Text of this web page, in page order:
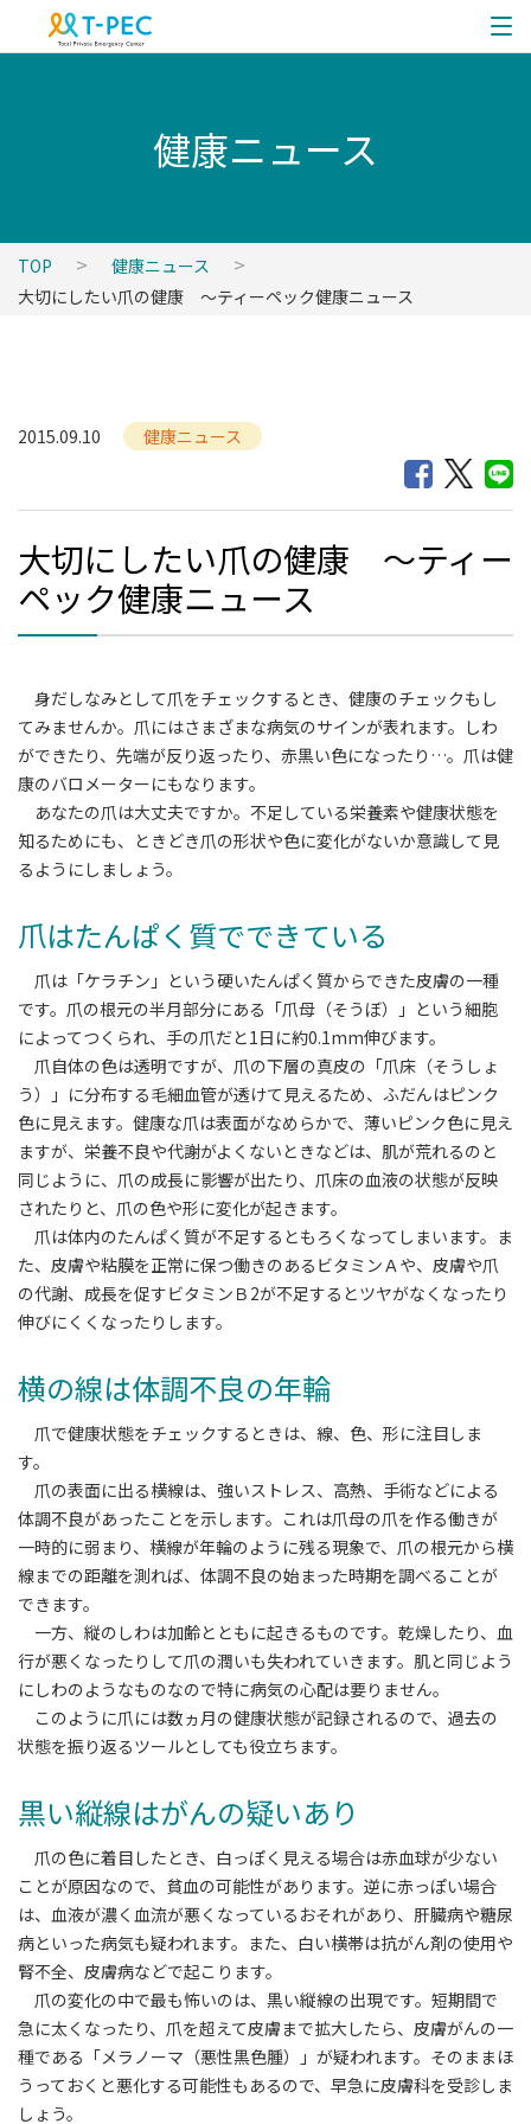
健康ニュース
TOP
健康ニュース
大切にしたい爪の健康 ～ティーペック健康ニュース
2015.09.10 健康ニュース
大切にしたい爪の健康 ～ティー
ペック健康ニュース
身だしなみとして爪をチェックするとき、健康のチェックもし
てみませんか。爪にはさまざまな病気のサインが表れます。しわ
ができたり、先端が反り返ったり、赤黒い色になったり…。爪は健
康のバロメーターにもなります。
あなたの爪は大丈夫ですか。不足している栄養素や健康状態を
知るためにも、ときどき爪の形状や色に変化がないか意識して見
るようにしましょう。
爪はたんぱく質でできている
爪は「ケラチン」という硬いたんぱく質からできた皮膚の一種
です。爪の根元の半月部分にある「爪母（そうぼ）」という細胞
によってつくられ、手の爪だと1日に約0.1mm伸びます。
爪自体の色は透明ですが、爪の下層の真皮の「爪床（そうしょ
う）」に分布する毛細血管が透けて見えるため、ふだんはピンク
色に見えます。健康な爪は表面がなめらかで、薄いピンク色に見え
ますが、栄養不良や代謝がよくないときなどは、肌が荒れるのと
同じように、爪の成長に影響が出たり、爪床の血液の状態が反映
されたりと、爪の色や形に変化が起きます。
爪は体内のたんぱく質が不足するともろくなってしまいます。ま
た、皮膚や粘膜を正常に保つ働きのあるビタミンＡや、皮膚や爪
の代謝、成長を促すビタミンＢ2が不足するとツヤがなくなったり
伸びにくくなったりします。
横の線は体調不良の年輪
爪で健康状態をチェックするときは、線、色、形に注目しま
す。
爪の表面に出る横線は、強いストレス、高熱、手術などによる
体調不良があったことを示します。これは爪母の爪を作る働きが
一時的に弱まり、横線が年輪のように残る現象で、爪の根元から横
線までの距離を測れば、体調不良の始まった時期を調べることが
できます。
一方、縦のしわは加齢とともに起きるものです。乾燥したり、血
行が悪くなったりして爪の潤いも失われていきます。肌と同じよう
にしわのようなものなので特に病気の心配は要りません。
このように爪には数ヵ月の健康状態が記録されるので、過去の
状態を振り返るツールとしても役立ちます。
黒い縦線はがんの疑いあり
爪の色に着目したとき、白っぽく見える場合は赤血球が少ない
ことが原因なので、貧血の可能性があります。逆に赤っぽい場合
は、血液が濃く血流が悪くなっているおそれがあり、肝臓病や糖尿
病といった病気も疑われます。また、白い横帯は抗がん剤の使用や
腎不全、皮膚病などで起こります。
爪の変化の中で最も怖いのは、黒い縦線の出現です。短期間で
急に太くなったり、爪を超えて皮膚まで拡大したら、皮膚がんの一
種である「メラノーマ（悪性黒色腫）」が疑われます。そのままほ
うっておくと悪化する可能性もあるので、早急に皮膚科を受診しま
しょう。